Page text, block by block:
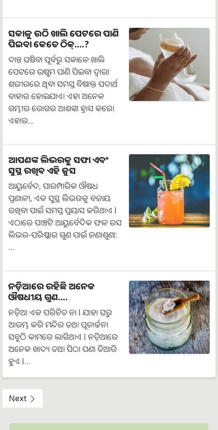
ସକାଳୁ ଉଠି ଖାଲି ପେଟରେ ପାଣି
ପିଇବା କେତେ ଠିକ୍....?
ଦାନ୍ତ ଘଷିବା ପୂର୍ବରୁ ସକାଳେ ଖାଲି
ପେଟରେ ଉଷୁମ ପାଣି ପିଇବା ଦ୍ୱାରା
ଶରୀରରେ ଥିବା ସମସ୍ତ ବିଷାକ୍ତ ପଦାର୍ଥ
ବାହାର ହୋଇଯାଏ। ଏହା ଅନେକ
ଗମ୍ଭୀର ରୋଗର ଆଶଙ୍କା ହ୍ରାସ କରେ।
ଏହାର…
ଆପଣଙ୍କ ଲିଭରକୁ ସଫା ଏବଂ
ସୁସ୍ଥ ରଖିବ ଏହି ଜୁସ
ଆୟୁର୍ବେଦ, ପାରମ୍ପାରିକ ଔଷଧ
ପ୍ରଣାଳୀ, ଏକ ସୁସ୍ଥ ଲିଭରକୁ ବଜାୟ
ରଖିବା ପାଇଁ ସମସ୍ତ ପ୍ରୟାସ କରିଥାଏ l
ଏଠାରେ ପାଞ୍ଚଟି ଆୟୁର୍ବେଦିକ ଫଳ ରସ
ଲିଭର-ପରିଷ୍କାର ଗୁଣ ପାଇଁ ଜଣାଶୁଣା:
…
ନଡ଼ିଆରେ ରହିଛି ଅନେକ
ଔଷଧୀୟ ଗୁଣ....
ନଡ଼ିଆ ଏକ ପରିଚିତ ନା l ଯାହା ଘରୁ
ଆରମ୍ଭ କରି ମନ୍ଦିର ତଥା ପୂଜାର୍ଚ୍ଚନା
ସବୁଠି କାମରେ ଲାଗିଥାଏ l ନଡ଼ିଆରେ
ଅନେକ ଖାଦ୍ୟ ତଥା ପିଠା ପଣା ତିଆରି
ହୁଏ l…
Next